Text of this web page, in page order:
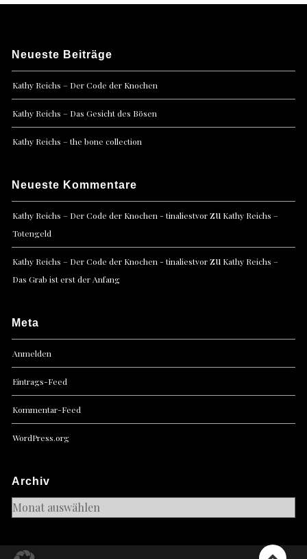
Neueste Beiträge
Kathy Reichs – Der Code der Knochen
Kathy Reichs – Das Gesicht des Bösen
Kathy Reichs – the bone collection
Neueste Kommentare
Kathy Reichs – Der Code der Knochen - tinaliestvorzu Kathy Reichs –
Totengeld
Kathy Reichs – Der Code der Knochen - tinaliestvorzu Kathy Reichs –
Das Grab ist erst der Anfang
Meta
Anmelden
Eintrags-Feed
Kommentar-Feed
WordPress.org
Archiv
Archiv